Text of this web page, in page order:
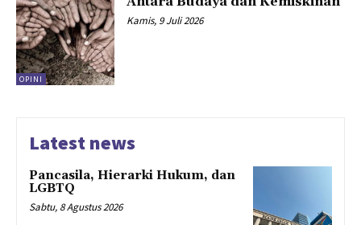
OPINI
Kamis, 9 Juli 2026
Latest news
Pancasila, Hierarki Hukum, dan
LGBTQ
Sabtu, 8 Agustus 2026